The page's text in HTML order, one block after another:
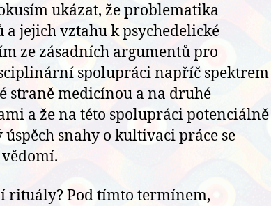
ukázat, že problematika
jejich vztahu k psychedelické
ze zásadních argumentů pro
spolupráci napříč spektrem
straně medicínou a na druhé
a že na této spolupráci potenciálně
snahy o kultivaci práce se
rituály? Pod tímto termínem,